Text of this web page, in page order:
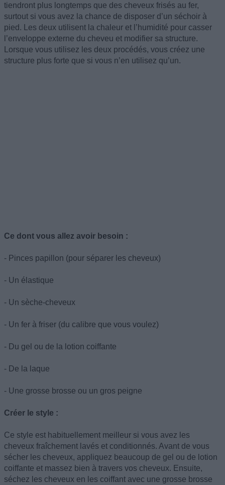
tiendront plus longtemps que des cheveux frisés au fer,
surtout si vous avez la chance de disposer d’un séchoir à
pied. Les deux utilisent la chaleur et l’humidité pour casser
l’enveloppe externe du cheveu et modifier sa structure.
Lorsque vous utilisez les deux procédés, vous créez une
structure plus forte que si vous n’en utilisez qu’un.
Ce dont vous allez avoir besoin :
- Pinces papillon (pour séparer les cheveux)
- Un élastique
- Un sèche-cheveux
- Un fer à friser (du calibre que vous voulez)
- Du gel ou de la lotion coiffante
- De la laque
- Une grosse brosse ou un gros peigne
Créer le style :
Ce style est habituellement meilleur si vous avez les
cheveux fraîchement lavés et conditionnés. Avant de vous
sécher les cheveux, appliquez beaucoup de gel ou de lotion
coiffante et massez bien à travers vos cheveux. Ensuite,
séchez les cheveux en les coiffant avec une grosse brosse